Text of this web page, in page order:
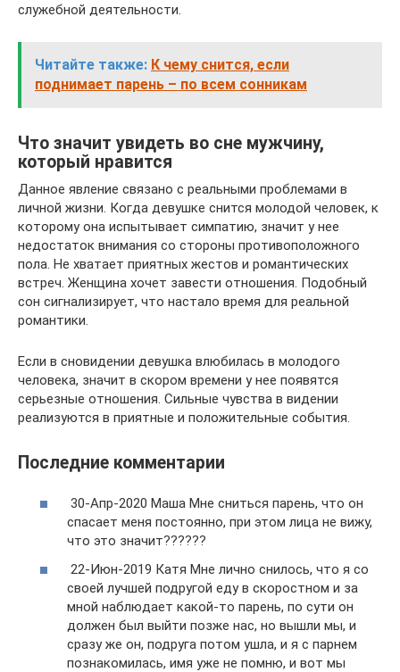
служебной деятельности.
Читайте также: К чему снится, если
поднимает парень – по всем сонникам
Что значит увидеть во сне мужчину,
который нравится
Данное явление связано с реальными проблемами в
личной жизни. Когда девушке снится молодой человек, к
которому она испытывает симпатию, значит у нее
недостаток внимания со стороны противоположного
пола. Не хватает приятных жестов и романтических
встреч. Женщина хочет завести отношения. Подобный
сон сигнализирует, что настало время для реальной
романтики.
Если в сновидении девушка влюбилась в молодого
человека, значит в скором времени у нее появятся
серьезные отношения. Сильные чувства в видении
реализуются в приятные и положительные события.
Последние комментарии
30-Апр-2020 Маша Мне сниться парень, что он
спасает меня постоянно, при этом лица не вижу,
что это значит??????
22-Июн-2019 Катя Мне лично снилось, что я со
своей лучшей подругой еду в скоростном и за
мной наблюдает какой-то парень, по сути он
должен был выйти позже нас, но вышли мы, и
сразу же он, подруга потом ушла, и я с парнем
познакомилась, имя уже не помню, и вот мы